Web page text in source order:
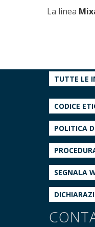
La linea
TUTTE LE
CODICE
POLITICA
SEGNALA